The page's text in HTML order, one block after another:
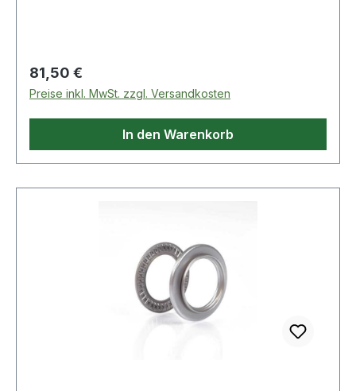
Regulärer Preis:
81,50 €
Preise inkl. MwSt. zzgl. Versandkosten
In den Warenkorb